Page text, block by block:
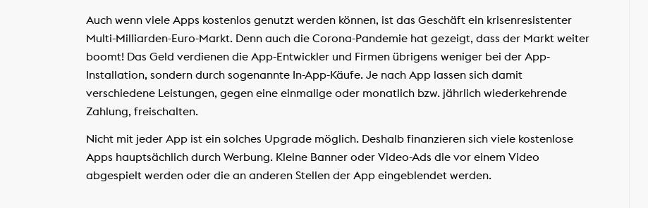
Auch wenn viele Apps kostenlos genutzt werden können, ist das Geschäft ein krisenresistenter
Multi-Milliarden-Euro-Markt. Denn auch die Corona-Pandemie hat gezeigt, dass der Markt weiter
boomt! Das Geld verdienen die App-Entwickler und Firmen übrigens weniger bei der App-
Installation, sondern durch sogenannte In-App-Käufe. Je nach App lassen sich damit
verschiedene Leistungen, gegen eine einmalige oder monatlich bzw. jährlich wiederkehrende
Zahlung, freischalten.
Nicht mit jeder App ist ein solches Upgrade möglich. Deshalb finanzieren sich viele kostenlose
Apps hauptsächlich durch Werbung. Kleine Banner oder Video-Ads die vor einem Video
abgespielt werden oder die an anderen Stellen der App eingeblendet werden.